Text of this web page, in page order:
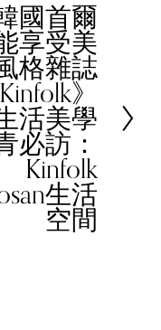
國首爾
享受美
格雜誌
Kinfolk》
活美學
必訪：
Kinfolk
生活
空間